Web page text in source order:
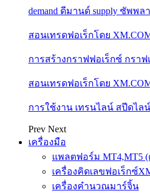
demand ดีมานด์ supply ซัพพล
สอนเทรดฟอเร็กโดย
การสร้างกราฟฟอเร็กซ์ กราฟ
สอนเทรดฟอเร็กโดย
การใช้งาน เทรนไลน์ สปีดไล
Prev Next
เครื่องมือ
แพลตฟอร์ม MT4,MT5
เครื่องคิดเลขฟอเร็กซ์
เครื่องคำนวณมาร์จิ้น